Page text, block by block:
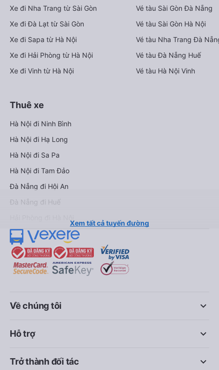
Xe đi Nha Trang từ Sài Gòn
Xe đi Đà Lạt từ Sài Gòn
Xe đi Sapa từ Hà Nội
Xe đi Hải Phòng từ Hà Nội
Xe đi Vinh từ Hà Nội
Vé tàu Sài Gòn Đà Nẵng
Vé tàu Sài Gòn Hà Nội
Vé tàu Nha Trang Đà
Vé tàu Đà Nẵng Huế
Vé tàu Hà Nội Vinh
Thuê xe
Hà Nội đi Ninh Bình
Hà Nội đi Hạ Long
Hà Nội đi Sa Pa
Hà Nội đi Tam Đảo
Đà Nẵng đi Hội An
Đà Nẵng đi Huế
Xem tất cả tuyến đường
keyboard_arrow_down
Về chúng tôi
keyboard_arrow_down
Hỗ trợ
keyboard_arrow_down
Trở thành đối tác